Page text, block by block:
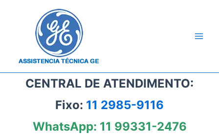
CENTRAL DE ATENDIMENTO:
Fixo: 11 2985-9116
WhatsApp: 11 99331-2476